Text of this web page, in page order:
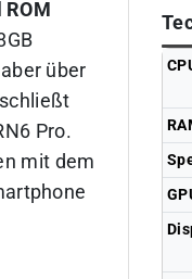
über
Pro.
mit dem